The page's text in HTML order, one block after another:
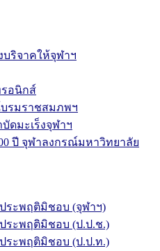
บริจาคให้จุฬาฯ
รอนิกส์
รมราชสมภพฯ
ดมะเร็งจุฬาฯ
ปี จุฬาลงกรณ์มหาวิทยาลัย
ระพฤติมิชอบ (จุฬาฯ)
ระพฤติมิชอบ (ป.ป.ช.)
ระพฤติมิชอบ (ป.ป.ท.)